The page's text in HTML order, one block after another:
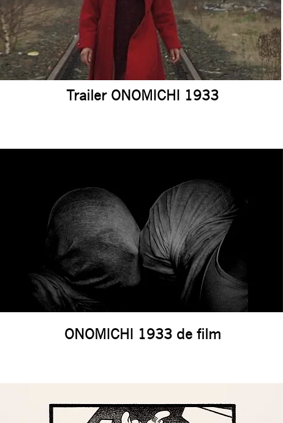
Trailer ONOMICHI 1933
ONOMICHI 1933 de film